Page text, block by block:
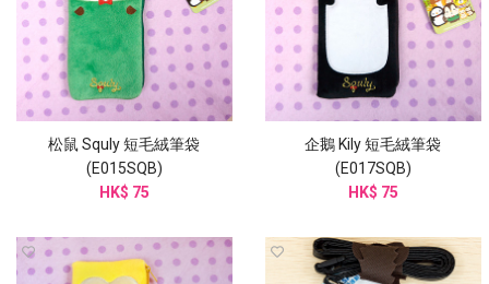
松鼠 Squly 短毛絨筆袋
(E015SQB)
HK$ 75
企鵝 Kily 短毛絨筆袋
(E017SQB)
HK$ 75